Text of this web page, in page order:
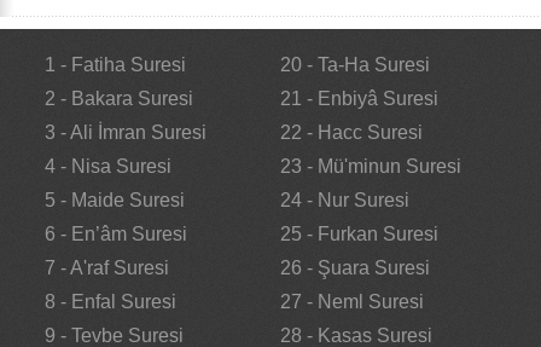
1 - Fatiha Suresi
2 - Bakara Suresi
3 - Ali İmran Suresi
4 - Nisa Suresi
5 - Maide Suresi
6 - En’âm Suresi
7 - A'raf Suresi
8 - Enfal Suresi
9 - Tevbe Suresi
20 - Ta-Ha Suresi
21 - Enbiyâ Suresi
22 - Hacc Suresi
23 - Mü'minun Suresi
24 - Nur Suresi
25 - Furkan Suresi
26 - Şuara Suresi
27 - Neml Suresi
28 - Kasas Suresi